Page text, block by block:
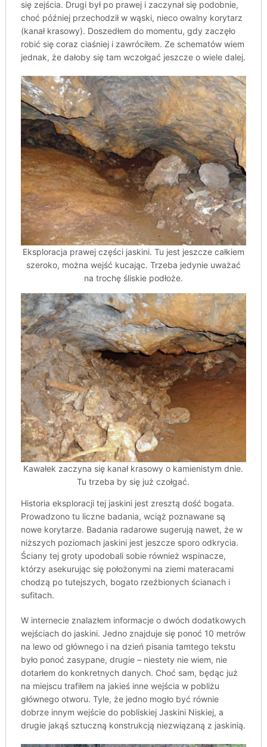
się zejścia. Drugi był po prawej i zaczynał się podobnie,
choć później przechodził w wąski, nieco owalny korytarz
(kanał krasowy). Doszedłem do momentu, gdy zaczęło
robić się coraz ciaśniej i zawróciłem. Ze schematów wiem
jednak, że dałoby się tam wczołgać jeszcze o wiele dalej.
Eksploracja prawej części jaskini. Tu jest jeszcze całkiem
szeroko, można wejść kucając. Trzeba jedynie uważać
na trochę śliskie podłoże.
Kawałek zaczyna się kanał krasowy o kamienistym dnie.
Tu trzeba by się już czołgać.
Historia eksploracji tej jaskini jest zresztą dość bogata.
Prowadzono tu liczne badania, wciąż poznawane są
nowe korytarze. Badania radarowe sugerują nawet, że w
niższych poziomach jaskini jest jeszcze sporo odkrycia.
Ściany tej groty upodobali sobie również wspinacze,
którzy asekurując się położonymi na ziemi materacami
chodzą po tutejszych, bogato rzeźbionych ścianach i
sufitach.
W internecie znalazłem informacje o dwóch dodatkowych
wejściach do jaskini. Jedno znajduje się ponoć 10 metrów
na lewo od głównego i na dzień pisania tamtego tekstu
było ponoć zasypane, drugie – niestety nie wiem, nie
dotarłem do konkretnych danych. Choć sam, będąc już
na miejscu trafiłem na jakieś inne wejścia w pobliżu
głównego otworu. Tyle, że jedno mogło być równie
dobrze innym wejście do pobliskiej Jaskini Niskiej, a
drugie jakąś sztuczną konstrukcją niezwiązaną z jaskinią.